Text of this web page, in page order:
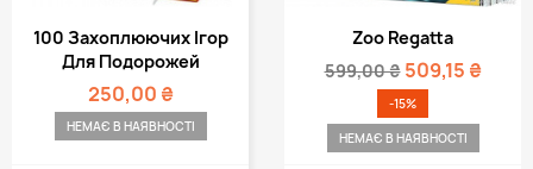
100 Захоплюючих Ігор
Для Подорожей
250,00 ₴
НЕМАЄ В НАЯВНОСТІ
Zoo Regatta
599,00 ₴ 509,15 ₴
-15%
НЕМАЄ В НАЯВНОСТІ